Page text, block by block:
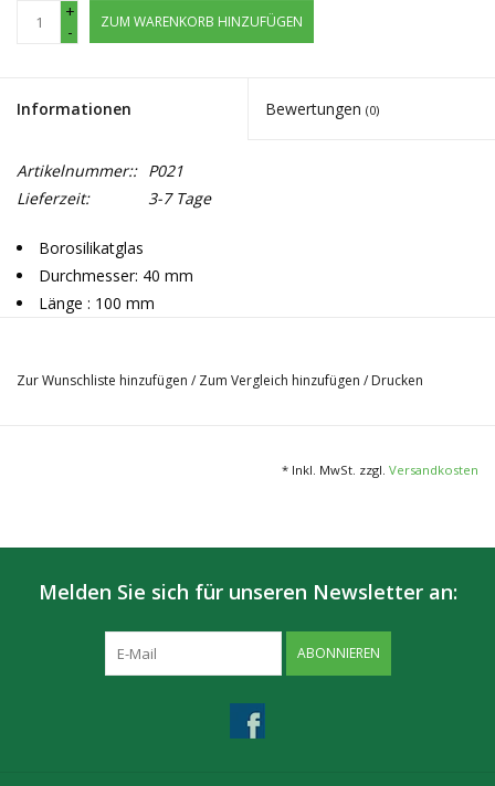
+
-
ZUM WARENKORB HINZUFÜGEN
Informationen Bewertungen (0)
Artikelnummer:: P021
Lieferzeit:
3-7 Tage
Borosilikatglas
Durchmesser: 40 mm
Länge : 100 mm
Zur Wunschliste hinzufügen / Zum Vergleich hinzufügen / Drucken
* Inkl. MwSt. zzgl. Versandkosten
Melden Sie sich für unseren Newsletter an:
ABONNIEREN